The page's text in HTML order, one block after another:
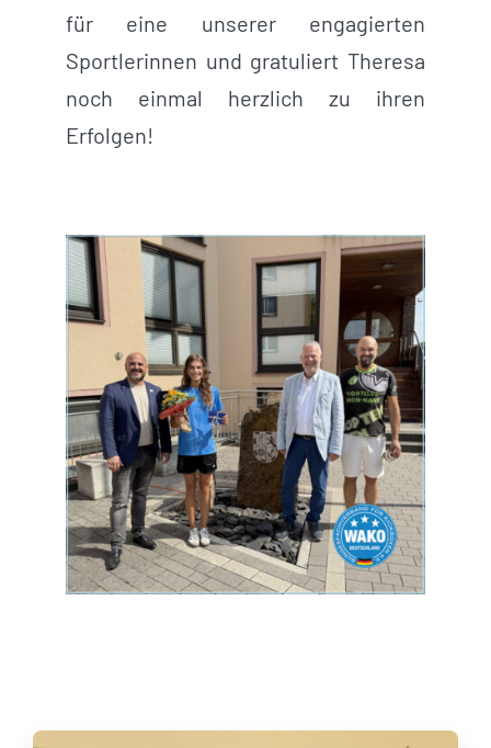
für eine unserer engagierten
Sportlerinnen und gratuliert Theresa
noch einmal herzlich zu ihren
Erfolgen!